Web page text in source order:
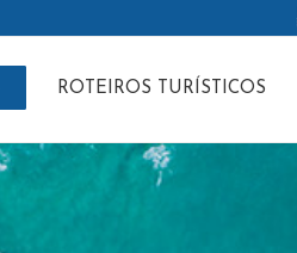
ROTEIROS TURÍSTICOS